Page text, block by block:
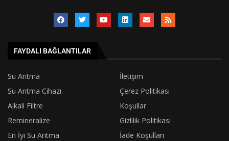
FAYDALI BAĞLANTILAR
Su Arıtma
İletişim
Su Arıtma Cihazı
Çerez Politikası
Alkali Filtre
Koşullar
Remineralize
Gizlilik Politikası
En İyi Su Arıtma
İade Koşulları